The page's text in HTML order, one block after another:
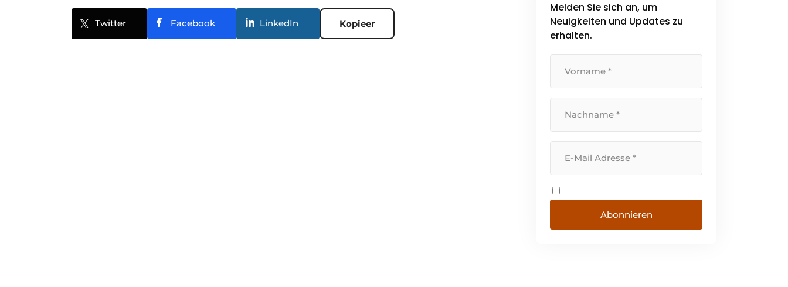
Twitter Facebook LinkedIn Kopieer
Melden Sie sich an, um
Neuigkeiten und Updates zu
erhalten.
Abonnieren